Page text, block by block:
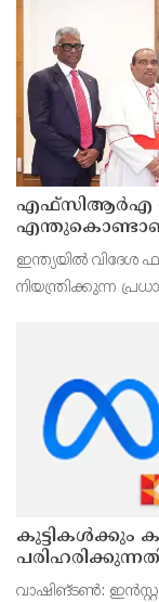
കൃഷിഭൂമിയുമായി
എഫ്‌സിആര്‍എ
എന്തുകൊണ്ടാണ്
ഒഴുക്ക്
ഇന്ത്യയില്‍ വിദേശ
നിയന്ത്രിക്കുന്ന
കുട്ടികൾക്കും
ഡോളർ
വാഷിങ്ടൺ: